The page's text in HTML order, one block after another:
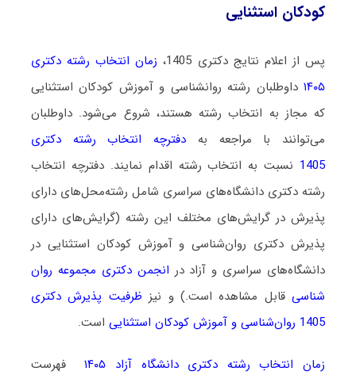
کودکان استثنایی
پس از اعلام نتایج دکتری 1405،
زمان انتخاب رشته دکتری
۱۴۰۵داوطلبان رشته روانشناسی و آموزش کودکان استثنایی
که مجاز به انتخاب رشته هستند، شروع می‌شود. داوطلبان
می‌توانند با مراجعه به دفترچه انتخاب رشته دکتری
1405 نسبت به انتخاب رشته اقدام نمایند. دفترچه انتخاب
رشته دکتری دانشگاه‌های سراسری شامل رشته‌محل‌های دارای
پذیرش در گرایش‌های مختلف این رشته (گرایش‌های دارای
پذیرش دکتری روان‌شناسی و آموزش کودکان استثنایی در
دانشگاه‌های سراسری و آزاد در انجمن دکتری مجموعه روان
شناسی قابل مشاهده است.) و نیز ظرفیت پذیرش دکتری
1405 روان‌شناسی و آموزش کودکان استثنایی
است.
زمان انتخاب رشته دکتری دانشگاه آزاد ۱۴۰۵
فهرست